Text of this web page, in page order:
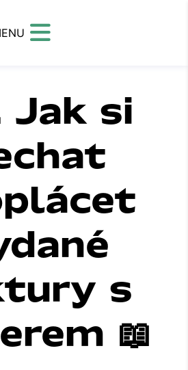
Jak si
s
📖